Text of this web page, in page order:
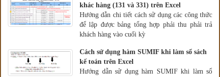
khác hàng (131 và 331) trên Excel
Hướng dẫn chi tiết cách sử dụng các công thức
để lập được bảng tổng hợp phải thu phải trả
khách hàng vào cuối kỳ
Cách sử dụng hàm SUMIF khi làm sổ sách
kế toán trên Excel
Hướng dẫn sử dụng hàm SUMIF khi làm sổ